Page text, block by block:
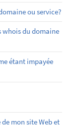
ou service?
du domaine
étant impayée
mon site Web et